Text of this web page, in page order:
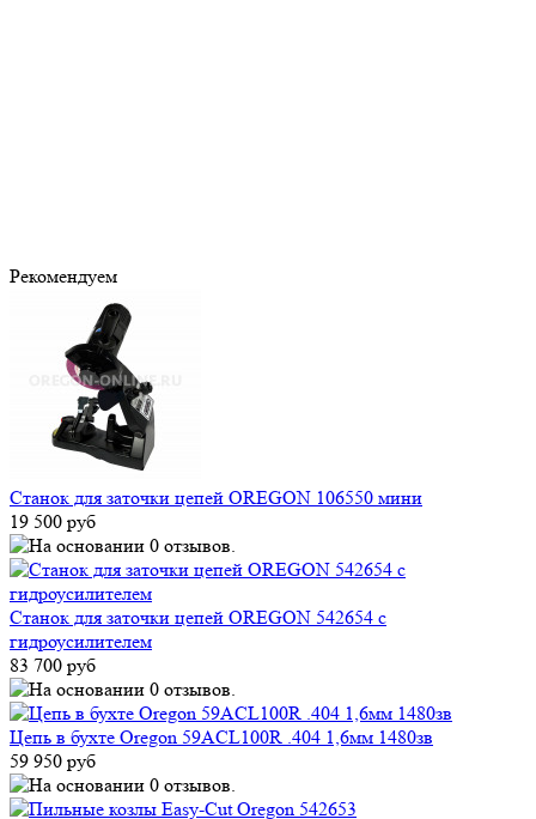
Рекомендуем
Станок для заточки цепей OREGON 106550 мини
19 500 руб
Станок для заточки цепей OREGON 542654 с
гидроусилителем
83 700 руб
Цепь в бухте Oregon 59ACL100R .404 1,6мм 1480зв
59 950 руб